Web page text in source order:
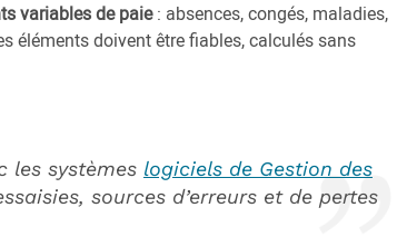
variables de paie: absences, congés, maladies,
éléments doivent être fiables, calculés sans
les systèmes logiciels de Gestion des
sources d’erreurs et de pertes